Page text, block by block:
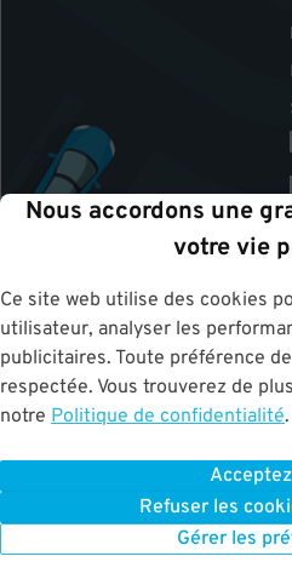
Nous accordons une
votre vie
Ce site web utilise des cookies
utilisateur, analyser les
publicitaires. Toute préférence
respectée. Vous trouverez de
notre Politique de confidentialité.
Refuser les
Gérer les
Tous les droits sont réservés.
Terms of Use for Motorists| Privacy Policy|
Your Privacy Choices